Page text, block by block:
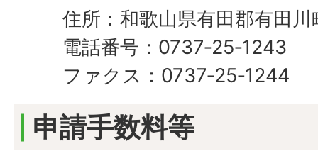
住所：和歌山県有田郡有田
電話番号：0737‐25‐1243
ファクス：0737‐25‐1244
申請手数料等